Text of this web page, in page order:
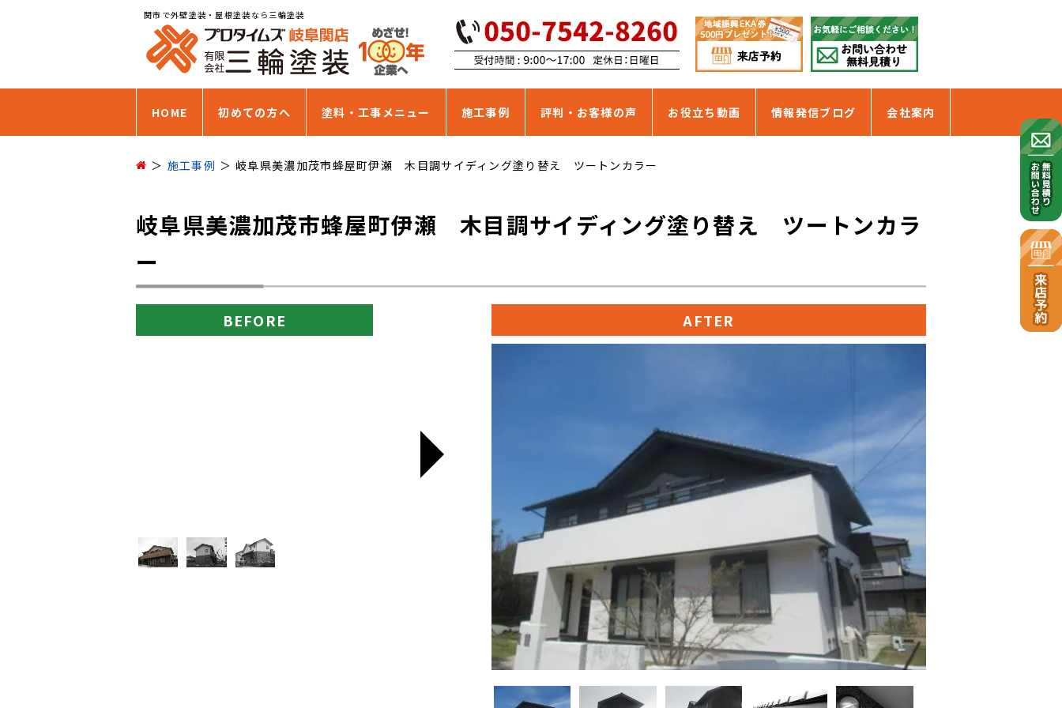
関市で外壁塗装・屋根塗装なら三輪塗装
HOME 初めての方へ 塗料・工事メニュー 施工事例 評判・お客様の声 お役立ち動画 情報発信ブログ 会社案内
施工事例 岐阜県美濃加茂市蜂屋町伊瀬 木目調サイディング塗り替え ツートンカラー
岐阜県美濃加茂市蜂屋町伊瀬 木目調サイディング塗り替え ツートンカラ
ー
AFTER
BEFORE